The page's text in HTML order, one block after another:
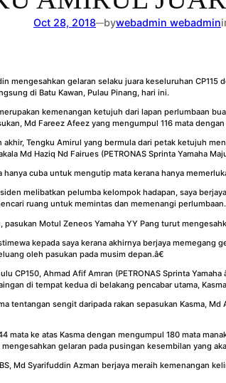
Oct 28, 2018—bywebadmin webadmin
mengesahkan gelaran selaku juara keseluruhan
di Batu Kawan, Pulau Pinang, hari ini.
kemenangan ketujuh dari lapan perlumbaan
Md Fareez Afeez yang mengumpul 116 mata
akhir, Tengku Amirul yang bermula dari petak ketujuh
Md Haziq Nd Fairues (PETRONAS Sprinta Yamaha
hanya cuba untuk mengutip mata kerana hanya
melibatkan pelumba kelompok hadapan, saya
ruang untuk memintas dan memenangi
pasukan Motul Zeneos Yamaha YY Pang turut
kepada saya kerana akhirnya berjaya memegang
oleh pasukan pada musim depan.â€
CP150, Ahmad Afif Amran (PETRONAS Sprinta
di tempat kedua di belakang pencabar utama,
tentangan sengit daripada rakan sepasukan Kasma,
mata ke atas Kasma dengan mengumpul 180 mata
gelaran pada pusingan kesembilan yang
Md Syarifuddin Azman berjaya meraih kemenangan